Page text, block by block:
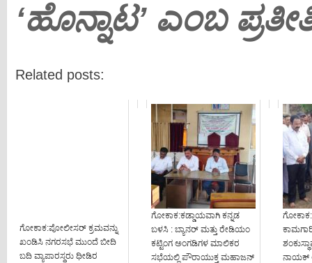
‘ಹೊನ್ನಾಟ’ ಎಂಬ
Related posts:
ಗೋಕಾಕ:ಪೋಲೀಸರ್ ಕ್ರಮವನ್ನು
ಖಂಡಿಸಿ ನಗರಸಭೆ ಮುಂದೆ ಬೀದಿ
ಬದಿ ವ್ಯಾಪಾರಸ್ಥರು ಧೀಡಿರ
ಗೋಕಾಕ:ಕಡ್ಡಾಯವಾಗಿ ಕನ್ನಡ
ಬಳಸಿ : ಬ್ಯಾನರ್ ಮತ್ತು ರೇಡಿಯಂ
ಕಟ್ಟಿಂಗ ಅಂಗಡಿಗಳ ಮಾಲಿಕರ
ಸಭೆಯಲ್ಲಿ ಪೌರಾಯುಕ್ತ ಮಹಾಜನ್
ನಾಯಕ್